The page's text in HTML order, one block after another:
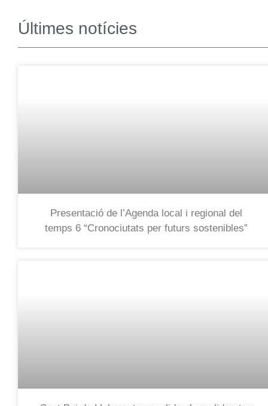
Últimes notícies
Presentació de l’Agenda local i regional del
temps 6 “Cronociutats per futurs sostenibles”